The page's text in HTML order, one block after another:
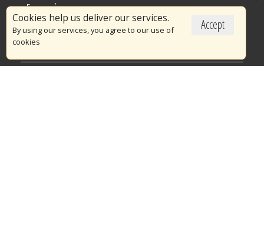
Accept
Cookies help us deliver our services.
By using our services, you agree to our use of
cookies
Επικαιρότητα
Το Πυροσβεστικό Σώμα